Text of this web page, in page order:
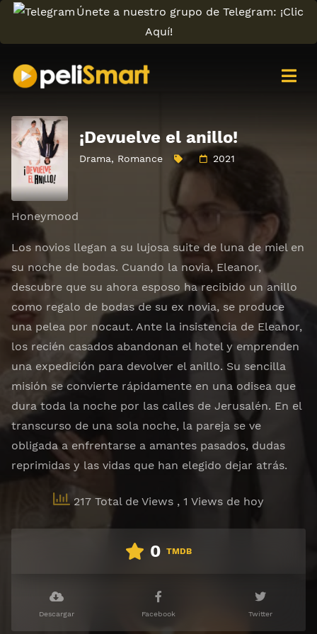
Únete a nuestro grupo de Telegram: ¡Clic
Aquí!
¡Devuelve el anillo!
Drama, Romance 2021
Honeymood
Los novios llegan a su lujosa suite de luna de miel en
su noche de bodas. Cuando la novia, Eleanor,
descubre que su ahora esposo ha recibido un anillo
como regalo de bodas de su ex novia, se produce
una pelea por nocaut. Ante la insistencia de Eleanor,
los recién casados ​​abandonan el hotel y emprenden
una expedición para devolver el anillo. Su sencilla
misión se convierte rápidamente en una odisea que
dura toda la noche por las calles de Jerusalén. En el
transcurso de una sola noche, la pareja se ve
obligada a enfrentarse a amantes pasados, dudas
reprimidas y las vidas que han elegido dejar atrás.
217 Total de Views , 1 Views de hoy
0 TMDB
Descargar Facebook Twitter